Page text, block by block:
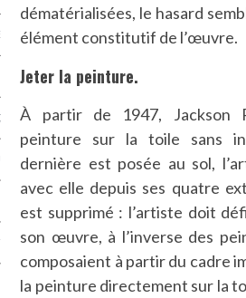
EN VOD
dématérialisées, le hasard
élément constitutif de l’œuvre.
Jeter la peinture.
À partir de 1947, Jackson
peinture sur la toile sans
dernière est posée au sol,
avec elle depuis ses quatre
est supprimé : l’artiste doit
son œuvre, à l’inverse des
composaient à partir du cadre
la peinture directement sur la